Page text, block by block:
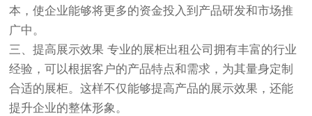
本，使企业能够将更多的资金投入到产品研发和市场推
广中。
三、提高展示效果 专业的展柜出租公司拥有丰富的行业
经验，可以根据客户的产品特点和需求，为其量身定制
合适的展柜。这样不仅能够提高产品的展示效果，还能
提升企业的整体形象。